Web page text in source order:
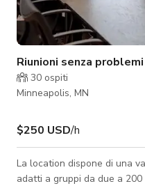
Riunioni senza
30 ospiti
Minneapolis, MN
$250 USD/h
La location dispone di una
adatti a gruppi da due a